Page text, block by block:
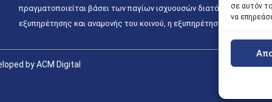
σε αυτόν
να
πραγματοποιείται βάσει των παγίων ισχυουσών διατάξεων. Για
εξυπηρέτησης και αναμονής του κοινού, η εξυπηρέτησή του
by ACM Digital